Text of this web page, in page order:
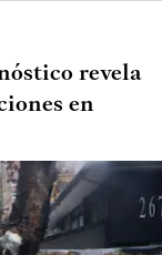
revela
en